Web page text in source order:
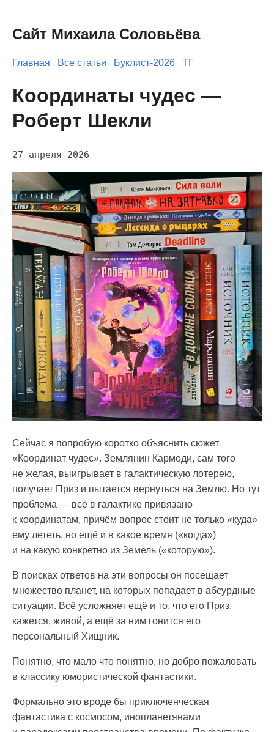
Сайт Михаила Соловьёва
Главная Все статьи Буклист-2026 ТГ
Координаты чудес —
Роберт Шекли
27 апреля 2026
Сейчас я попробую коротко объяснить сюжет
«Координат чудес». Землянин Кармоди, сам того
не желая, выигрывает в галактическую лотерею,
получает Приз и пытается вернуться на Землю. Но тут
проблема — всё в галактике привязано
к координатам, причём вопрос стоит не только «куда»
ему лететь, но ещё и в какое время («когда»)
и на какую конкретно из Земель («которую»).
В поисках ответов на эти вопросы он посещает
множество планет, на которых попадает в абсурдные
ситуации. Всё усложняет ещё и то, что его Приз,
кажется, живой, а ещё за ним гонится его
персональный Хищник.
Понятно, что мало что понятно, но добро пожаловать
в классику юмористической фантастики.
Формально это вроде бы приключенческая
фантастика с космосом, инопланетянами